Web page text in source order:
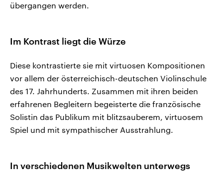
übergangen werden.
Im Kontrast liegt die Würze
Diese kontrastierte sie mit virtuosen Kompositionen
vor allem der österreichisch-deutschen Violinschule
des 17. Jahrhunderts. Zusammen mit ihren beiden
erfahrenen Begleitern begeisterte die französische
Solistin das Publikum mit blitzsauberem, virtuosem
Spiel und mit sympathischer Ausstrahlung.
In verschiedenen Musikwelten unterwegs